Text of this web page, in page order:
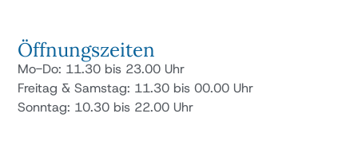
Öffnungszeiten
Mo-Do: 11.30 bis 23.00 Uhr
Freitag & Samstag: 11.30 bis 00.00 Uhr
Sonntag: 10.30 bis 22.00 Uhr